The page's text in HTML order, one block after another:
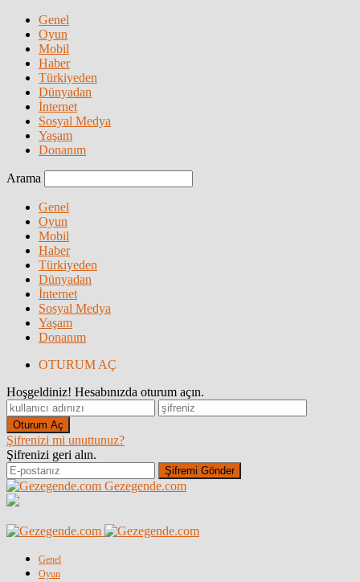
Genel
Oyun
Mobil
Haber
Türkiyeden
Dünyadan
İnternet
Sosyal Medya
Yaşam
Donanım
Arama
Genel
Oyun
Mobil
Haber
Türkiyeden
Dünyadan
İnternet
Sosyal Medya
Yaşam
Donanım
OTURUM AÇ
Hoşgeldiniz! Hesabınızda oturum açın.
Şifrenizi mi unuttunuz?
Şifrenizi geri alın.
Gezegende.com
Genel
Oyun